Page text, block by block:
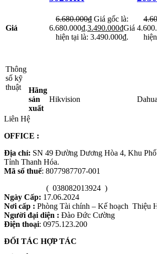
Giá
6.680.000₫ Giá gốc là:
6.680.000₫.3.490.000₫Giá
hiện tại là: 3.490.000₫.
Thông
số kỹ
thuật
Hãng
sản
xuất
Hikvision
Liên Hệ
OFFICE :
Địa chỉ: SN 49 Đường Dương Hòa 4, Khu
Tỉnh Thanh Hóa.
Mã số thuế: 8077987707-001
( 038082013924 )
Ngày Cấp: 17.06.2024
Nơi cấp : Phòng Tài chính – Kế hoạch Thiệu
Người đại diện : Đào Đức Cường
Điện thoại: 0975.123.200
ĐỐI TÁC HỢP TÁC